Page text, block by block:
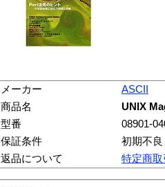
メーカー
ASCII
商品名
UNIX
型番
08901-
保証条件
初期不
返品について
特定商